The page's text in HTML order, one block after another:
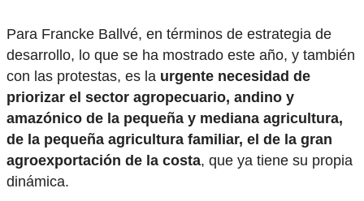
Para Francke Ballvé, en términos de estrategia de
desarrollo, lo que se ha mostrado este año, y también
con las protestas, es la urgente necesidad de
priorizar el sector agropecuario, andino y
amazónico de la pequeña y mediana agricultura,
de la pequeña agricultura familiar, el de la gran
agroexportación de la costa, que ya tiene su propia
dinámica.